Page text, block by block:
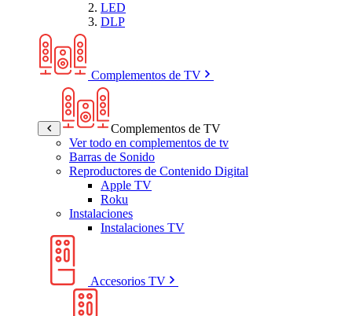
LED
DLP
Complementos de TV
Complementos de TV
Ver todo en complementos de tv
Barras de Sonido
Reproductores de Contenido Digital
Apple TV
Roku
Instalaciones
Instalaciones TV
Accesorios TV